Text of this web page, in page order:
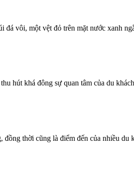
vôi, một vệt đỏ trên mặt nước xanh
hút khá đông sự quan tâm của du
thời cũng là điểm đến của nhiều du